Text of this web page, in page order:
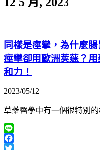
同樣是痙攣，為什麼
痙攣卻用歐洲莢蒾？
和力！
2023/05/12
草藥醫學中有一個很特別
Line
Facebook